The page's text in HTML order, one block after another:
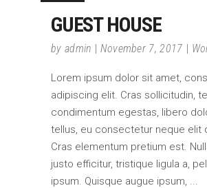
GUEST HOUSE
by admin November 7, 2017
Lorem ipsum dolor sit amet,
adipiscing elit. Cras sollicitudin,
condimentum egestas, libero
tellus, eu consectetur neque elit
Cras elementum pretium est.
justo efficitur, tristique ligula a,
ipsum. Quisque augue ipsum,